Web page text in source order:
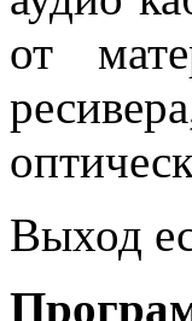
от
Выход